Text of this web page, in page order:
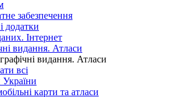
забезпечення
додатки
Інтернет
видання. Атласи
видання. Атласи
всі
карти та атласи